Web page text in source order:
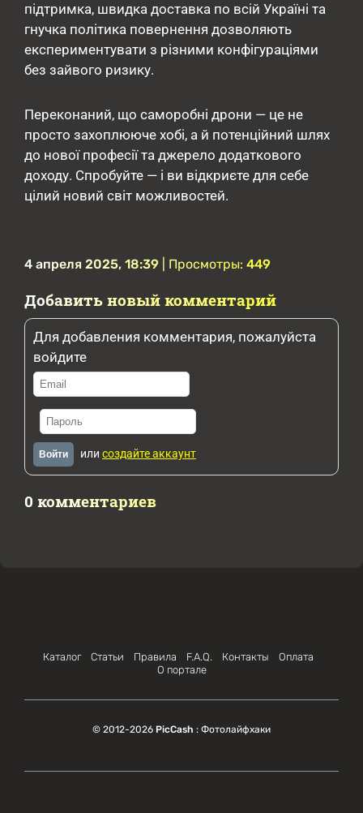
підтримка, швидка доставка по всій Україні та
гнучка політика повернення дозволяють
експериментувати з різними конфігураціями
без зайвого ризику.
Переконаний, що саморобні дрони — це не
просто захоплююче хобі, а й потенційний шлях
до нової професії та джерело додаткового
доходу. Спробуйте — і ви відкриєте для себе
цілий новий світ можливостей.
4 апреля 2025, 18:39 | Просмотры: 449
Добавить новый комментарий
Для добавления комментария, пожалуйста
войдите
Войти или создайте аккаунт
0 комментариев
Каталог Статьи Правила F.A.Q. Контакты
Оплата
О портале
© 2012-2026 PicCash : Фотолайфхаки